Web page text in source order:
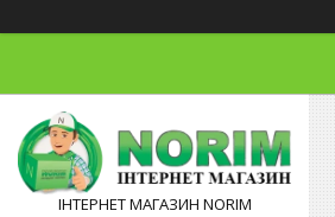
ІНТЕРНЕТ МАГАЗИН NORIM